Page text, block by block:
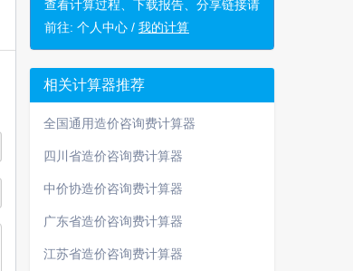
查看计算过程、下载报告、分享链接请
前往: 个人中心 / 我的计算
相关计算器推荐
全国通用造价咨询费计算器
四川省造价咨询费计算器
中价协造价咨询费计算器
广东省造价咨询费计算器
江苏省造价咨询费计算器